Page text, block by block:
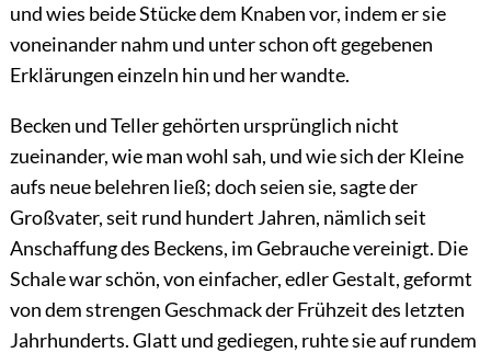
und wies beide Stücke dem Knaben vor, indem er sie
voneinander nahm und unter schon oft gegebenen
Erklärungen einzeln hin und her wandte.
Becken und Teller gehörten ursprünglich nicht
zueinander, wie man wohl sah, und wie sich der Kleine
aufs neue belehren ließ; doch seien sie, sagte der
Großvater, seit rund hundert Jahren, nämlich seit
Anschaffung des Beckens, im Gebrauche vereinigt. Die
Schale war schön, von einfacher, edler Gestalt, geformt
von dem strengen Geschmack der Frühzeit des letzten
Jahrhunderts. Glatt und gediegen, ruhte sie auf rundem